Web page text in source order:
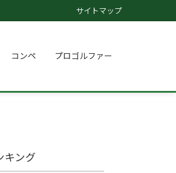
サイトマップ
コンペ プロゴルファー
キング